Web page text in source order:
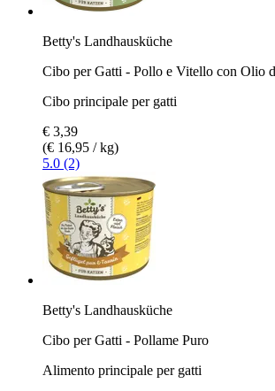
Betty's Landhausküche
Cibo per Gatti - Pollo e Vitello con Olio
Cibo principale per gatti
€ 3,39
(€ 16,95 / kg)
5.0 (2)
Betty's Landhausküche
Cibo per Gatti - Pollame Puro
Alimento principale per gatti